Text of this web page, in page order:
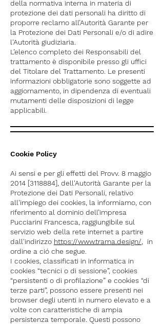
della normativa interna in materia di
protezione dei dati personali ha diritto di
proporre reclamo all’Autorità Garante per
la Protezione dei Dati Personali e/o di adire
l'Autorità giudiziaria.
L’elenco completo dei Responsabili del
trattamento è disponibile presso gli uffici
del Titolare del Trattamento. Le presenti
informazioni obbligatorie sono soggette ad
aggiornamento, in dipendenza di eventuali
mutamenti delle disposizioni di legge
applicabili.
Cookie Policy
Ai sensi e per gli effetti del Provv. 8 maggio
2014 [3118884], dell'Autorità Garante per la
Protezione dei Dati Personali, relativo
all'impiego dei cookies, la informiamo, con
riferimento al dominio dell’impresa
Pucciarini Francesca, raggiungibile sul
servizio web della rete internet a partire
dall'indirizzo https://www.trama.design/, in
ordine a ció che segue.
I cookies, classificati in informatica in
cookies “tecnici o di sessione”, cookies
“persistenti o di profilazione” e cookies “di
terze parti”, possono essere presenti nei
browser degli utenti in numero elevato e a
volte con caratteristiche di ampia
persistenza temporale. Questi possono